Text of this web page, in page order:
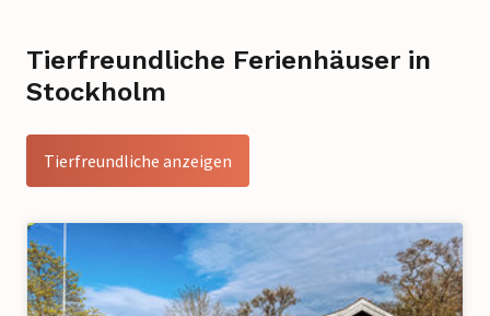
Tierfreundliche Ferienhäuser in
Stockholm
Tierfreundliche anzeigen